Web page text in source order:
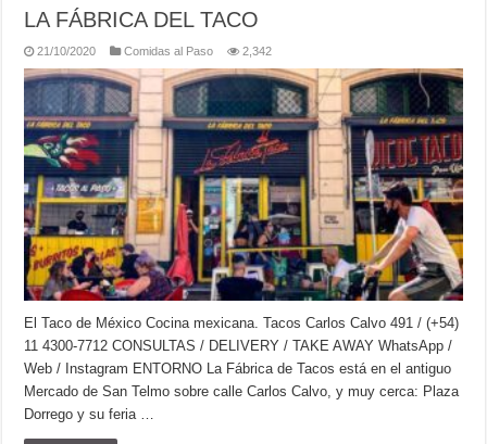
LA FÁBRICA DEL TACO
21/10/2020 Comidas al Paso 2,342
El Taco de México Cocina mexicana. Tacos Carlos Calvo 491 / (+54)
11 4300-7712 CONSULTAS / DELIVERY / TAKE AWAY WhatsApp /
Web / Instagram ENTORNO La Fábrica de Tacos está en el antiguo
Mercado de San Telmo sobre calle Carlos Calvo, y muy cerca: Plaza
Dorrego y su feria …